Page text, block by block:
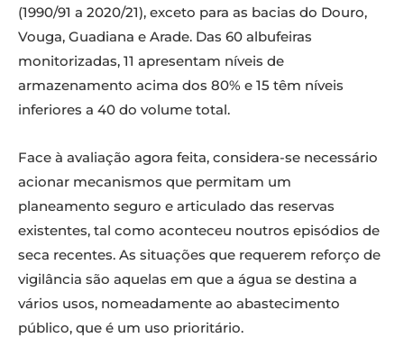
(1990/91 a 2020/21), exceto para as bacias do Douro,
Vouga, Guadiana e Arade. Das 60 albufeiras
monitorizadas, 11 apresentam níveis de
armazenamento acima dos 80% e 15 têm níveis
inferiores a 40 do volume total.
Face à avaliação agora feita, considera-se necessário
acionar mecanismos que permitam um
planeamento seguro e articulado das reservas
existentes, tal como aconteceu noutros episódios de
seca recentes. As situações que requerem reforço de
vigilância são aquelas em que a água se destina a
vários usos, nomeadamente ao abastecimento
público, que é um uso prioritário.